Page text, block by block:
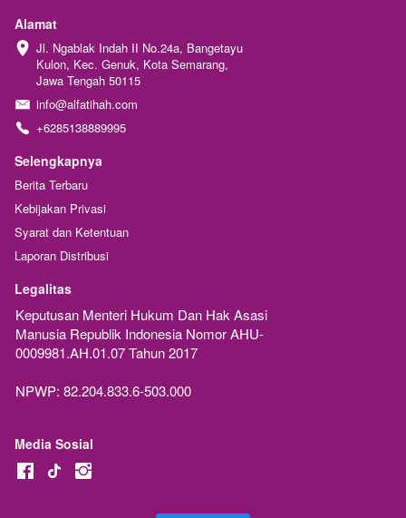
Alamat
Jl. Ngablak Indah II No.24a, Bangetayu
Kulon, Kec. Genuk, Kota Semarang,
Jawa Tengah 50115
info@alfatihah.com
+6285138889995
Selengkapnya
Berita Terbaru
Kebijakan Privasi
Syarat dan Ketentuan
Laporan Distribusi
Legalitas
Keputusan Menteri Hukum Dan Hak Asasi
Manusia Republik Indonesia Nomor AHU-
0009981.AH.01.07 Tahun 2017
NPWP: 82.204.833.6-503.000
Media Sosial